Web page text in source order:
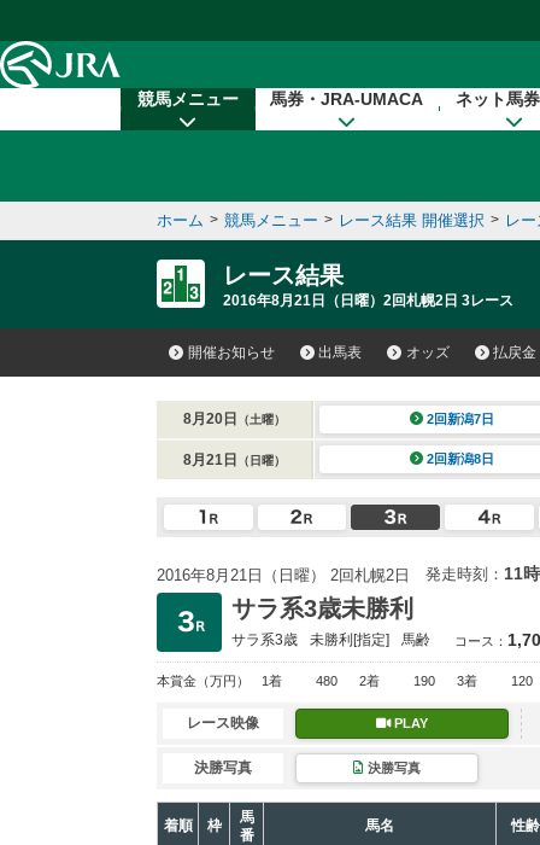
競馬メニュー 馬券・JRA-UMACA ネット馬
ホーム > 競馬メニュー > レース結果 開催選択 > レ
レース結果
2016年8月21日（日曜）2回札幌2日 3レース
開催お知らせ 出馬表 オッズ 払戻金
8月20日 （土曜） 2回新潟7日
8月21日 （日曜） 2回新潟8日
2016年8月21日（日曜） 2回札幌2日 発走時刻： 11
サラ系3歳未勝利
サラ系3歳 未勝利[指定] 馬齢 コース：
本賞金 （万円） 1着 480 2着 190 3着 120
レース映像 PLAY
決勝写真 決勝写真
着順 枠
馬
番
馬名 性齢